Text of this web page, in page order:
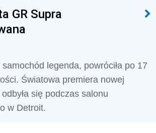
GR Supra
legenda, powróciła po 17
Światowa premiera nowej
się podczas salonu
w Detroit.